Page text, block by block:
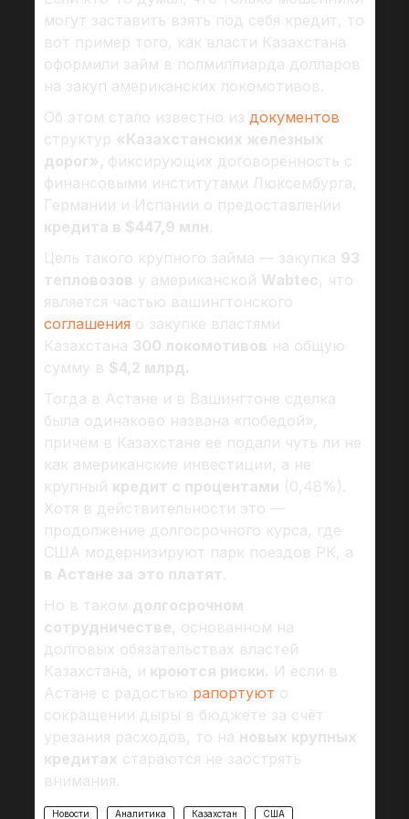
могут заставить взять под себя кредит, то
вот пример того, как власти Казахстана
оформили займ в полмиллиарда долларов
на закуп американских локомотивов.
Об этом стало известно из документов
структур «Казахстанских железных
дорог», фиксирующих договорённость с
финансовыми институтами Люксембурга,
Германии и Испании о предоставлении
кредита в $447,9 млн.
Цель такого крупного займа — закупка 93
тепловозов у американской Wabtec, что
является частью вашингтонского
соглашения о закупке властями
Казахстана 300 локомотивов на общую
сумму в $4,2 млрд.
Тогда в Астане и в Вашингтоне сделка
была одинаково названа «победой»,
причём в Казахстане её подали чуть ли не
как американские инвестиции, а не
крупный кредит с процентами (0,48%).
Хотя в действительности это —
продолжение долгосрочного курса, где
США модернизируют парк поездов РК, а
в Астане за это платят.
Но в таком долгосрочном
сотрудничестве, основанном на
долговых обязательствах властей
Казахстана, и кроются риски. И если в
Астане с радостью рапортуют о
сокращении дыры в бюджете за счёт
урезания расходов, то на новых крупных
кредитах стараются не заострять
внимания.
Новости Аналитика Казахстан США